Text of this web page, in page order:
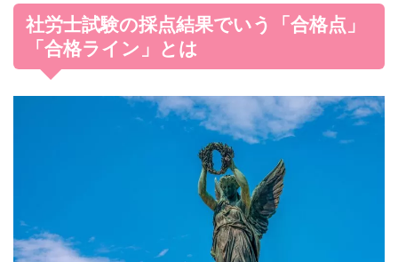
社労士試験の採点結果でいう「合格点」
「合格ライン」とは